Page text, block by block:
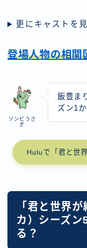
更にキャストを
登場人物の相関
ゾンビうさ
ぎ
飯豊ま
ズン1
Huluで「君と世
「君と世界
カ）シーズン
る？